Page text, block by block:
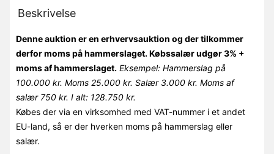
Beskrivelse
Denne auktion er en erhvervsauktion og der tilkommer
derfor moms på hammerslaget. Købssalær udgør 3% +
moms af hammerslaget. Eksempel: Hammerslag på
100.000 kr. Moms 25.000 kr. Salær 3.000 kr. Moms af
salær 750 kr. I alt: 128.750 kr.
Købes der via en virksomhed med VAT-nummer i et andet
EU-land, så er der hverken moms på hammerslag eller
salær.